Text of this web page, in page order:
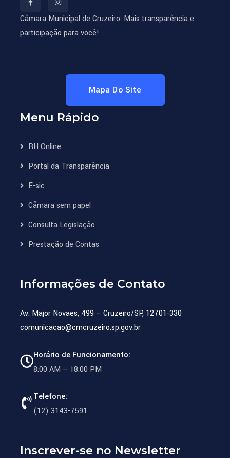
Câmara Municipal de Cruzeiro: Mais transparência e
participação para você!
Mapa Do Site
Menu Rápido
RH Online
Portal da Transparência
E-sic
Câmara sem papel
Consulta Legislação
Prestação de Contas
Informações de Contato
Av. Major Novaes, 499 – Cruzeiro/SP, 12701-330
comunicacao@cmcruzeiro.sp.gov.br
Horário de Funcionamento:
8:00 AM – 18:00 PM
Telefone:
(12) 3143-7591
Inscrever-se no Newsletter